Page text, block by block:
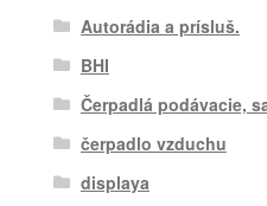
Autorádia a prísluš.
BHI
Čerpadlá podávacie,
čerpadlo vzduchu
displaya